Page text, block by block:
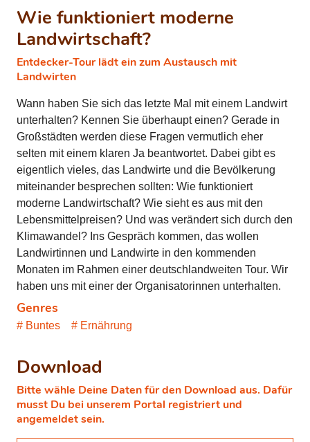
Wie funktioniert moderne
Landwirtschaft?
Entdecker-Tour lädt ein zum Austausch mit
Landwirten
Wann haben Sie sich das letzte Mal mit einem Landwirt
unterhalten? Kennen Sie überhaupt einen? Gerade in
Großstädten werden diese Fragen vermutlich eher
selten mit einem klaren Ja beantwortet. Dabei gibt es
eigentlich vieles, das Landwirte und die Bevölkerung
miteinander besprechen sollten: Wie funktioniert
moderne Landwirtschaft? Wie sieht es aus mit den
Lebensmittelpreisen? Und was verändert sich durch den
Klimawandel? Ins Gespräch kommen, das wollen
Landwirtinnen und Landwirte in den kommenden
Monaten im Rahmen einer deutschlandweiten Tour. Wir
haben uns mit einer der Organisatorinnen unterhalten.
Genres
Buntes Ernährung
Download
Bitte wähle Deine Daten für den Download aus. Dafür
musst Du bei unserem Portal registriert und
angemeldet sein.